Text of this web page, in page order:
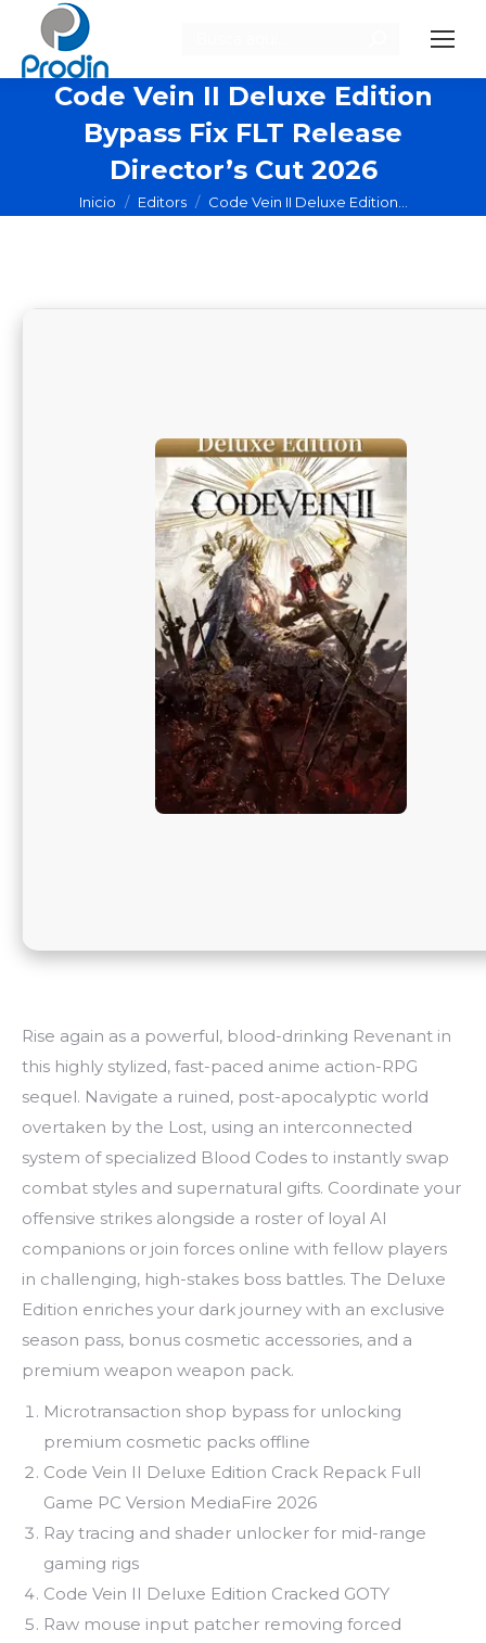
Code Vein II Deluxe Edition
Bypass Fix FLT Release
Director’s Cut 2026
Estás aquí:
Inicio Editors Code Vein II Deluxe Edition…
Rise again as a powerful, blood-drinking Revenant in
this highly stylized, fast-paced anime action-RPG
sequel. Navigate a ruined, post-apocalyptic world
overtaken by the Lost, using an interconnected
system of specialized Blood Codes to instantly swap
combat styles and supernatural gifts. Coordinate your
offensive strikes alongside a roster of loyal AI
companions or join forces online with fellow players
in challenging, high-stakes boss battles. The Deluxe
Edition enriches your dark journey with an exclusive
season pass, bonus cosmetic accessories, and a
premium weapon weapon pack.
Microtransaction shop bypass for unlocking
premium cosmetic packs offline
Code Vein II Deluxe Edition Crack Repack Full
Game PC Version MediaFire 2026
Ray tracing and shader unlocker for mid-range
gaming rigs
Code Vein II Deluxe Edition Cracked GOTY
Raw mouse input patcher removing forced